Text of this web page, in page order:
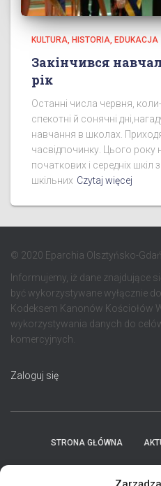
KULTURA, HISTORIA, EDUKACJA
Закінчився
рік
Останні числа червня,
спекотні й сонячні
навчання в школах.
часвідпочинку. Цього року
початкових і середніх
шкільних Czytaj więcej
© 2020 Eparchia Olsztyńsko-
Informujemy, iż dane znajdujące
być wykorzystywane wyłącznie
Kodeksem Kanonów Kościołów
wykorzystywania danych do
komercyjnych.
Zaloguj się
STRONA GŁÓWNA